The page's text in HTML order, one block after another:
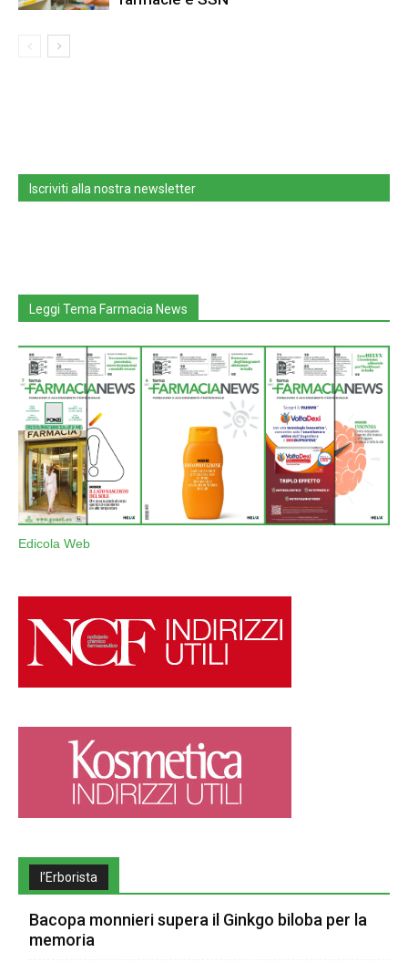
Iscriviti alla nostra newsletter
Leggi Tema Farmacia News
Edicola Web
l’Erborista
Bacopa monnieri supera il Ginkgo biloba per la
memoria